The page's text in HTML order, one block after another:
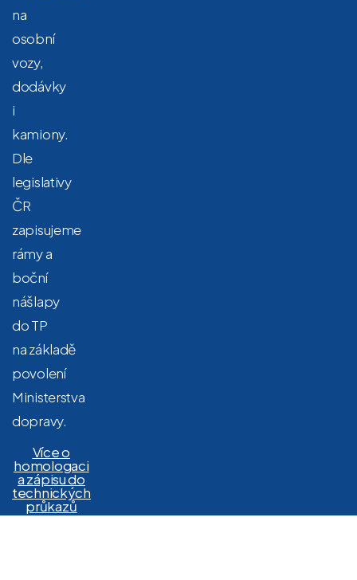
na
osobní
vozy,
dodávky
i
kamiony.
Dle
legislativy
ČR
zapisujeme
rámy a
boční
nášlapy
do TP
na základě
povolení
Ministerstva
dopravy.
Více o
homologaci
a zápisu do
technických
průkazů